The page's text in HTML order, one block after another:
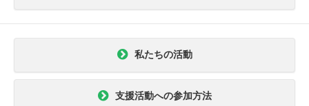
私たちの活動
支援活動への参加方法